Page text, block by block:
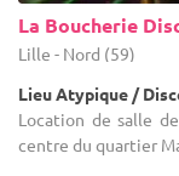
La Boucherie
Lille - Nord (59)
Lieu Atypique /
Location de salle
centre du quartier